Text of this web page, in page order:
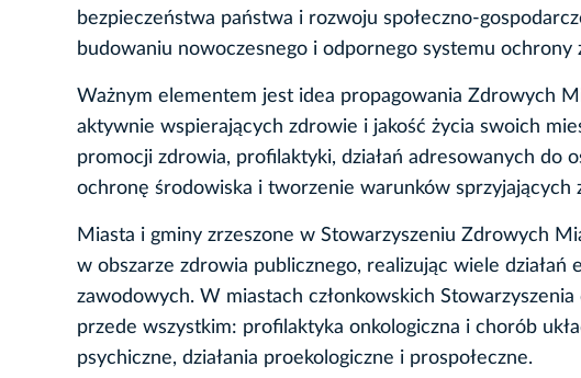
bezpieczeństwa państwa i rozwoju społeczno-
budowaniu nowoczesnego i odpornego systemu ochrony
Ważnym elementem jest idea propagowania Zdrowych
aktywnie wspierających zdrowie i jakość życia swoich
promocji zdrowia, profilaktyki, działań adresowanych do
ochronę środowiska i tworzenie warunków
Miasta i gminy zrzeszone w Stowarzyszeniu Zdrowych
w obszarze zdrowia publicznego, realizując wiele
zawodowych. W miastach członkowskich
przede wszystkim: profilaktyka onkologiczna i chorób
psychiczne, działania proekologiczne i prospołeczne.